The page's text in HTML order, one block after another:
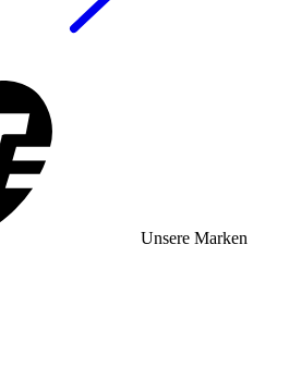
Unsere Marken